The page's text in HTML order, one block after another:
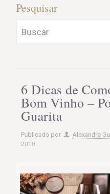
Pesquisar
6 Dicas de
Bom Vinho –
Guarita
Publicado por Alexandre
2018